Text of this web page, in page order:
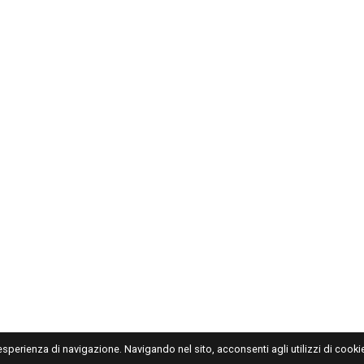
di navigazione. Navigando nel sito, acconsenti agli utilizzi di